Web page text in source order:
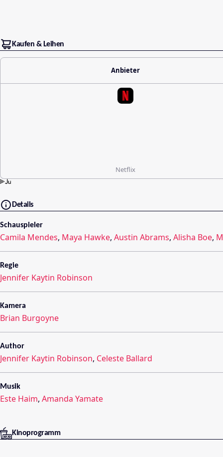
Kaufen & Leihen
Anbieter
Netflix
Details
Schauspieler
Camila Mendes, Maya Hawke, Austin Abrams, Alisha Boe,
Regie
Jennifer Kaytin Robinson
Kamera
Brian Burgoyne
Author
Jennifer Kaytin Robinson, Celeste Ballard
Musik
Este Haim, Amanda Yamate
Kinoprogramm